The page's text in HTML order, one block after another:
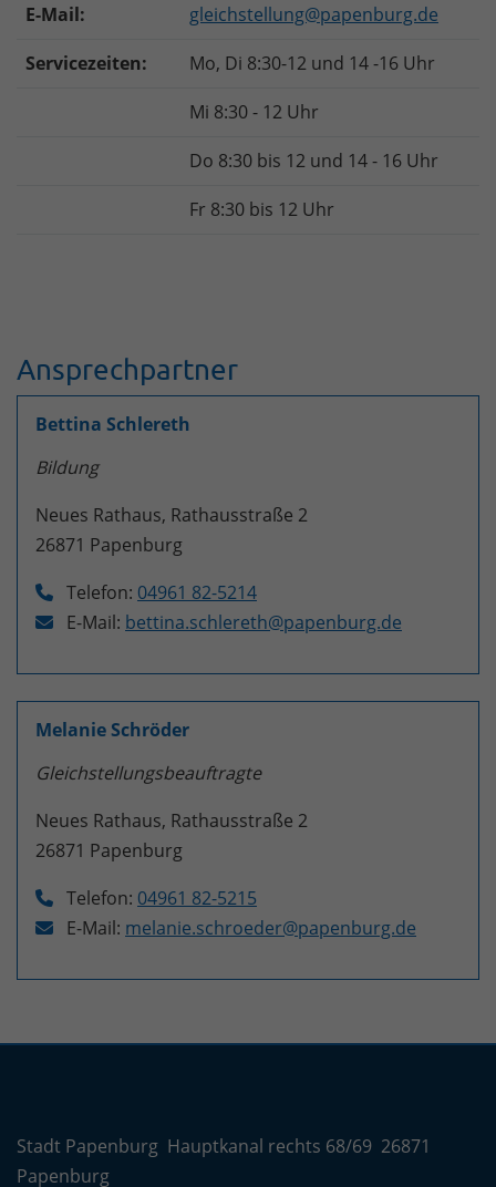
E-Mail:
gleichstellung@papenburg.de
Servicezeiten:
Mo, Di 8:30-12 und 14 -16 Uhr
Mi 8:30 - 12 Uhr
Do 8:30 bis 12 und 14 - 16 Uhr
Fr 8:30 bis 12 Uhr
Ansprechpartner
Bettina Schlereth
Bildung
Neues Rathaus, Rathausstraße 2
26871 Papenburg
Telefon: 04961 82-5214
E-Mail: bettina.schlereth@papenburg.de
Melanie Schröder
Gleichstellungsbeauftragte
Neues Rathaus, Rathausstraße 2
26871 Papenburg
Telefon: 04961 82-5215
E-Mail: melanie.schroeder@papenburg.de
Stadt Papenburg Hauptkanal rechts 68/69 26871
Papenburg